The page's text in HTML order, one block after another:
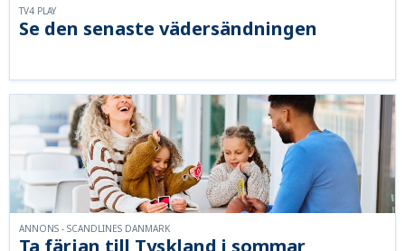
Se den senaste vädersändningen
TV4 PLAY
ANNONS - SCANDLINES DANMARK